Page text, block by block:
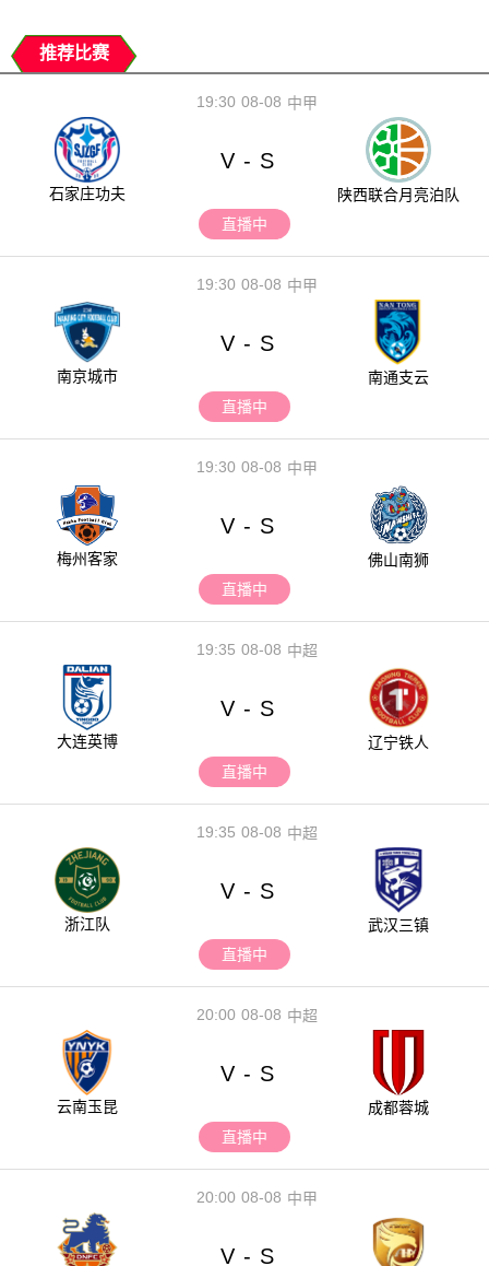
推荐比赛
08-08
19:30 中甲
石家庄功夫
V - S
陕西联合月亮泊队
直播中
08-08
19:30 中甲
南京城市
V - S
南通支云
直播中
08-08
19:30 中甲
梅州客家
V - S
佛山南狮
直播中
08-08
19:35 中超
大连英博
V - S
辽宁铁人
直播中
08-08
19:35 中超
浙江队
V - S
武汉三镇
直播中
08-08
20:00 中超
云南玉昆
V - S
成都蓉城
直播中
08-08
20:00 中甲
V - S